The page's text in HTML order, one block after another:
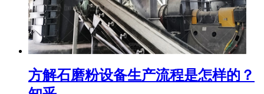
方解石磨粉设备生产流程是怎样的？